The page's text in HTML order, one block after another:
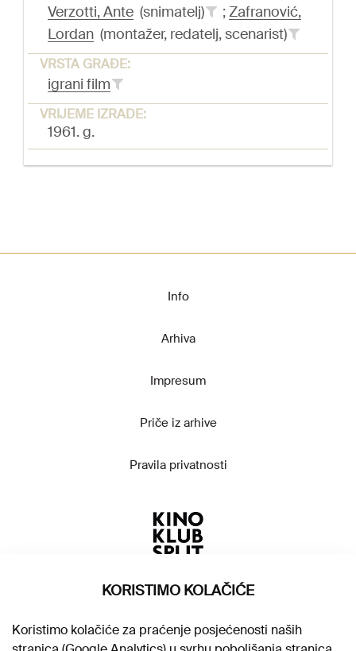
Verzotti, Ante (snimatelj) ;Zafranović,
Lordan (montažer, redatelj, scenarist)
VRSTA GRAĐE:
igrani film
VRIJEME IZRADE:
1961. g.
Info
Arhiva
Impresum
Priče iz arhive
Pravila privatnosti
KORISTIMO KOLAČIĆE
Koristimo kolačiće za praćenje posjećenosti naših